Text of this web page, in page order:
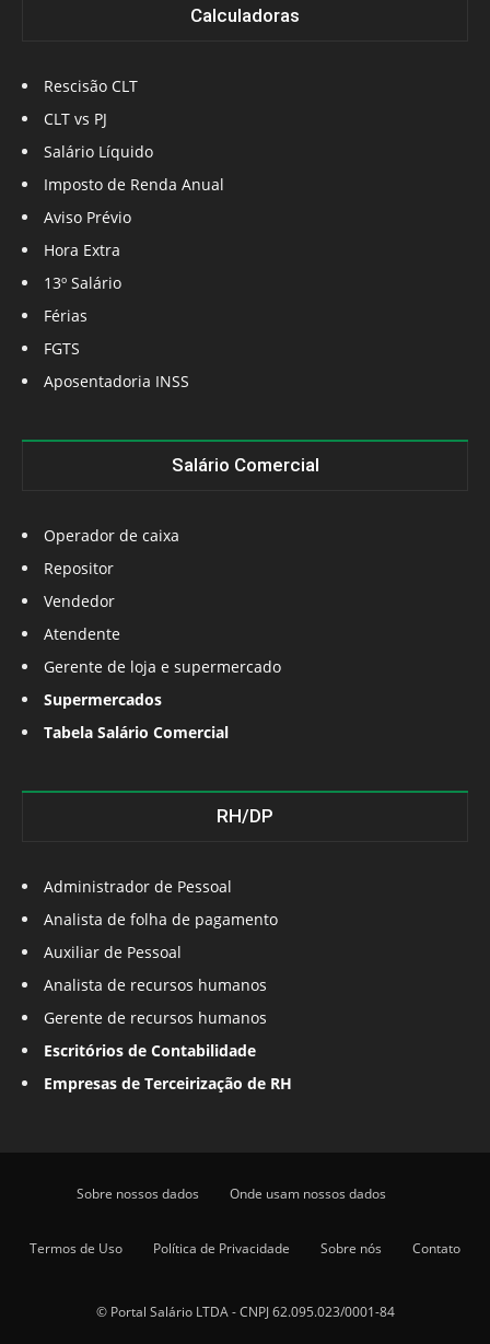
Calculadoras
Rescisão CLT
CLT vs PJ
Salário Líquido
Imposto de Renda Anual
Aviso Prévio
Hora Extra
13º Salário
Férias
FGTS
Aposentadoria INSS
Salário Comercial
Operador de caixa
Repositor
Vendedor
Atendente
Gerente de loja e supermercado
Supermercados
Tabela Salário Comercial
RH/DP
Administrador de Pessoal
Analista de folha de pagamento
Auxiliar de Pessoal
Analista de recursos humanos
Gerente de recursos humanos
Escritórios de Contabilidade
Empresas de Terceirização de RH
Sobre nossos dados Onde usam nossos dados
Termos de Uso Política de Privacidade Sobre nós Contato
© Portal Salário LTDA - CNPJ 62.095.023/0001-84